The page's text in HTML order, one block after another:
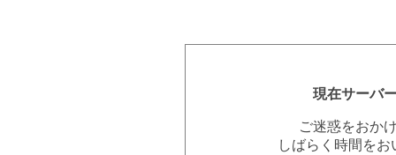
現在サーバ
ご迷惑をおか
しばらく時間を